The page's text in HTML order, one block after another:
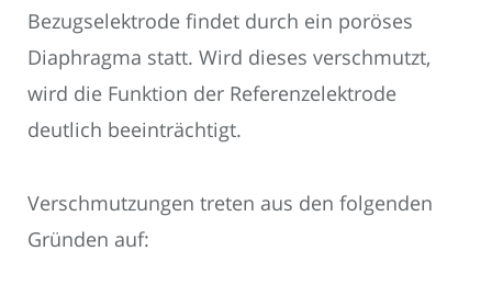
Bezugselektrode findet durch ein poröses
Diaphragma statt. Wird dieses verschmutzt,
wird die Funktion der Referenzelektrode
deutlich beeinträchtigt.
Verschmutzungen treten aus den folgenden
Gründen auf: